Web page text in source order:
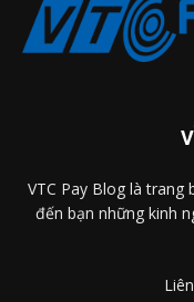
VTC Pay Blog là trang
đến bạn những kinh